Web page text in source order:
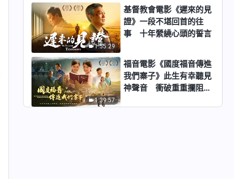
4:55
5:32
基督教會歌曲《神所作的對人都
是成全都是愛》【詩歌MV】
4:48
基督教會歌曲《順服神的作工才
能對神有認識》【詩歌MV】
1:55:29
基督教會電影《遲來的見
證》一段不堪回首的往
事 十年縈繞心頭的誓言
1:39:57
福音電影《國度福音傳進
我們寨子》此生有幸聽見
神聲音 衝破重重攔阻跟